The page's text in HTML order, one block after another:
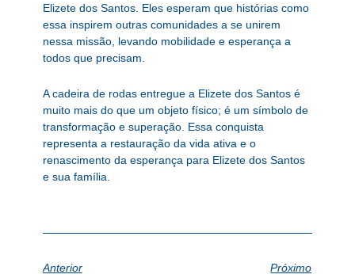
Elizete dos Santos. Eles esperam que histórias como
essa inspirem outras comunidades a se unirem
nessa missão, levando mobilidade e esperança a
todos que precisam.
A cadeira de rodas entregue a Elizete dos Santos é
muito mais do que um objeto físico; é um símbolo de
transformação e superação. Essa conquista
representa a restauração da vida ativa e o
renascimento da esperança para Elizete dos Santos
e sua família.
Anterior Próximo